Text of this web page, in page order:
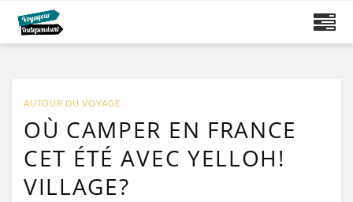
AUTOUR DU VOYAGE
OÙ CAMPER EN FRANCE
CET ÉTÉ AVEC YELLOH!
VILLAGE?